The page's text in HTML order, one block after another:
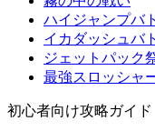
ハイジャンプバ
イカダッシュバ
ジェットパック
最強スロッシャ
初心者向け攻略ガイド